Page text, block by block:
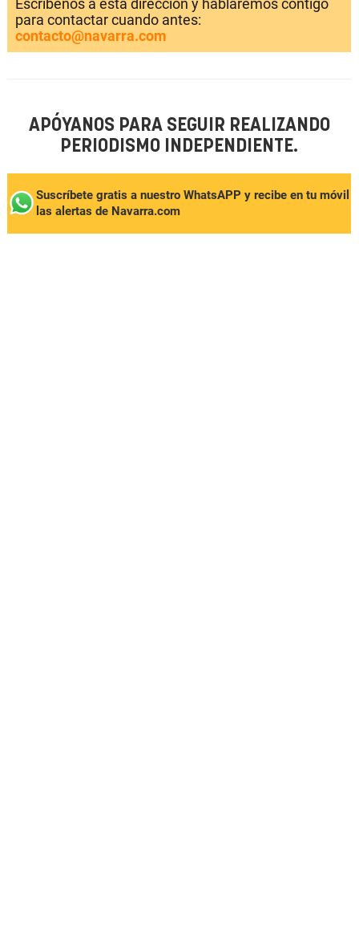
Escríbenos a esta dirección y hablaremos contigo
para contactar cuando antes:
contacto@navarra.com
APÓYANOS PARA SEGUIR REALIZANDO
PERIODISMO INDEPENDIENTE.
Suscríbete gratis a nuestro WhatsAPP y recibe en tu móvil
las alertas de Navarra.com